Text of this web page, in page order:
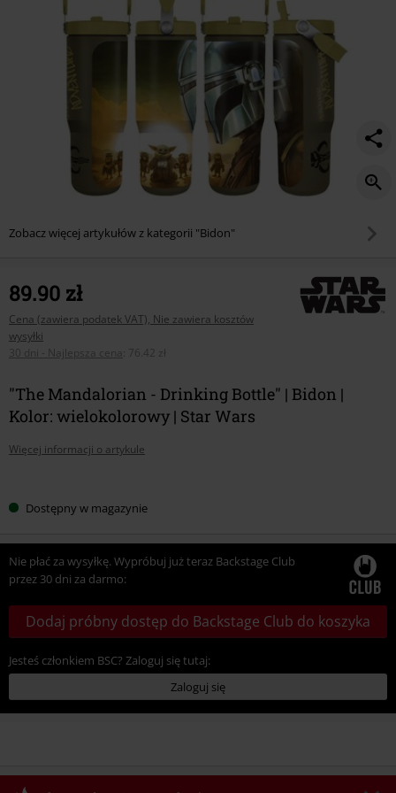
Zobacz więcej artykułów z kategorii "Bidon"
89.90 zł
Cena (zawiera podatek VAT), Nie zawiera kosztów
wysyłki
30 dni - Najlepsza cena
76.42 zł
"The Mandalorian - Drinking Bottle" | Bidon |
Kolor: wielokolorowy | Star Wars
Więcej informacji o artykule
swójDostępny w magazynie
Nie płać za wysyłkę. Wypróbuj już teraz Backstage Club
przez 30 dni za darmo:
Dodaj próbny dostęp do Backstage Club do koszyka
Jesteś członkiem BSC? Zaloguj się tutaj:
Zaloguj się